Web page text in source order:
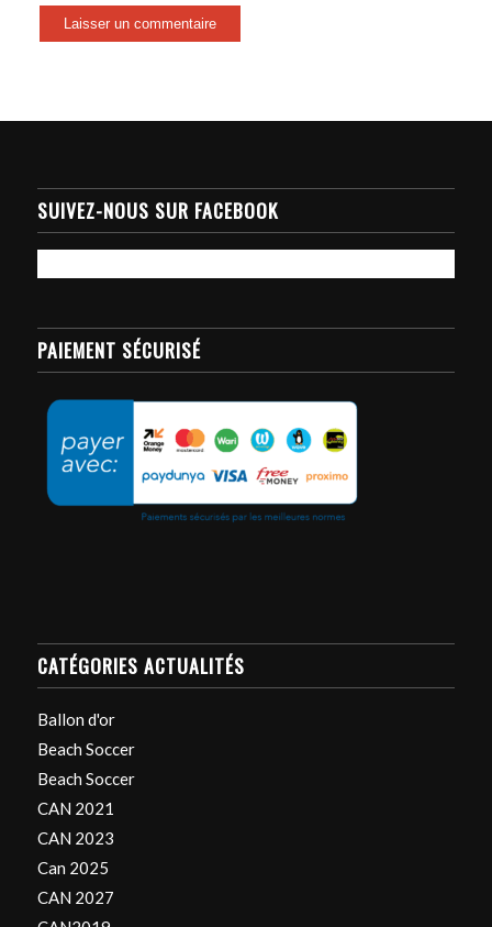
SUIVEZ-NOUS SUR FACEBOOK
PAIEMENT SÉCURISÉ
CATÉGORIES ACTUALITÉS
Ballon d'or
Beach Soccer
Beach Soccer
CAN 2021
CAN 2023
Can 2025
CAN 2027